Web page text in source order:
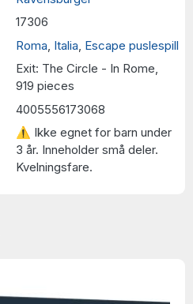
17306
Roma Italia Escape puslespill
Exit: The Circle - In Rome,
919 pieces
4005556173068
⚠ Ikke egnet for barn under
3 år. Inneholder små deler.
Kvelningsfare.